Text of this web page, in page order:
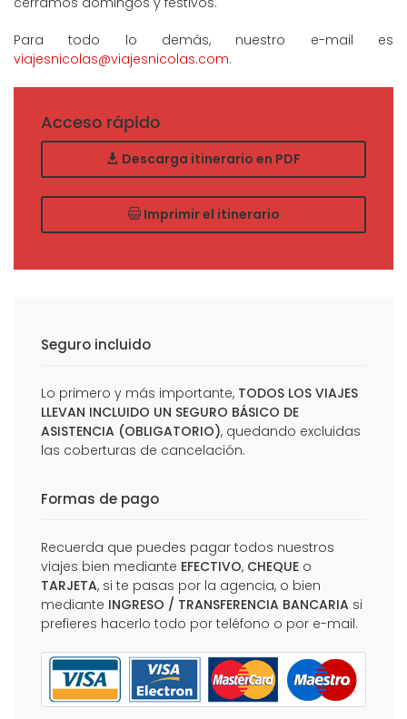
Para todo lo demás, nuestro e-mail es
viajesnicolas@viajesnicolas.com.
Acceso rápido
Descarga itinerario en PDF
Imprimir el itinerario
Seguro incluido
Lo primero y más importante, TODOS LOS VIAJES
LLEVAN INCLUIDO UN SEGURO BÁSICO DE
ASISTENCIA (OBLIGATORIO), quedando excluidas
las coberturas de cancelación.
Formas de pago
Recuerda que puedes pagar todos nuestros
viajes bien mediante EFECTIVO, CHEQUE o
TARJETA, si te pasas por la agencia, o bien
mediante INGRESO / TRANSFERENCIA BANCARIA si
prefieres hacerlo todo por teléfono o por e-mail.